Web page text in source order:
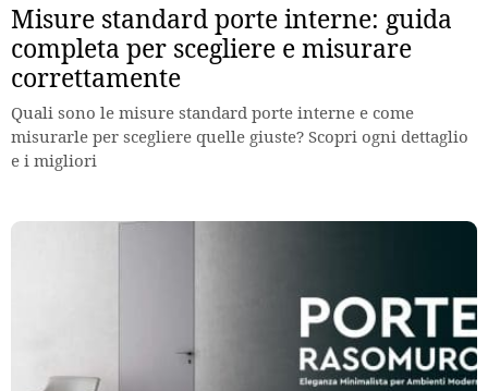
Misure standard porte interne: guida
completa per scegliere e misurare
correttamente
Quali sono le misure standard porte interne e come
misurarle per scegliere quelle giuste? Scopri ogni dettaglio
e i migliori